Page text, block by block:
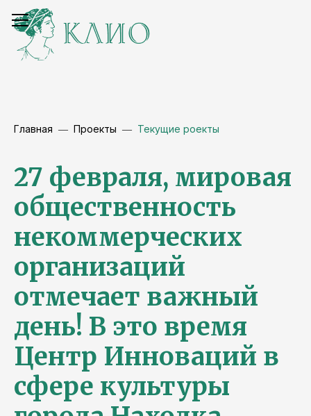
Главная Проекты Текущие роекты
27 февраля, мировая
общественность
некоммерческих
организаций
отмечает важный
день! В это время
Центр Инноваций в
сфере культуры